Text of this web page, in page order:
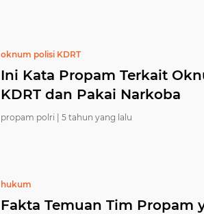
oknum polisi KDRT
Ini Kata Propam Terkait
KDRT dan Pakai Narkoba
propam polri | 5 tahun yang lalu
hukum
Fakta Temuan Tim Propam